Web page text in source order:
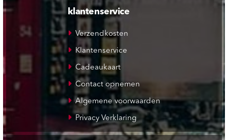
klantenservice
Verzendkosten
Klantenservice
Cadeaukaart
Contact opnemen
Algemene voorwaarden
Privacy Verklaring